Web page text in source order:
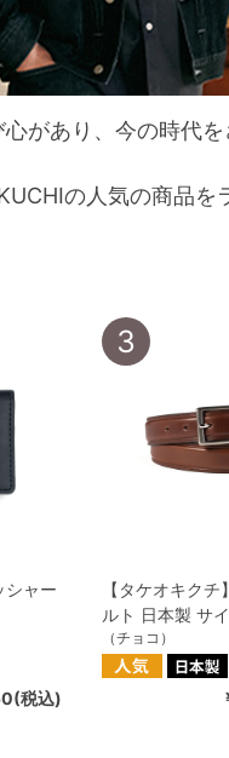
があり、今の時代
の人気の商品
シャー
税込)
3
【タケオキク
ルト 日本製 サ
（チョコ）